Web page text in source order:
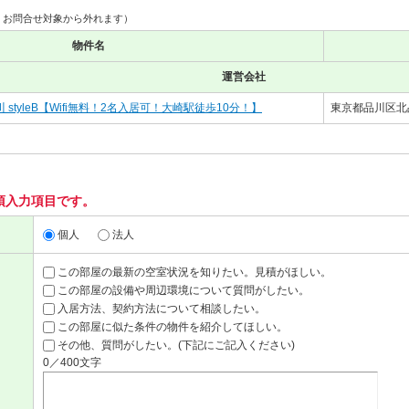
問合せ対象から外れます）
物件名
運営会社
styleB【Wifi無料！2名入居可！大崎駅徒歩10分！】 東京都品川区
力項目です。
個人 法人
この部屋の最新の空室状況を知りたい。見積がほしい。
この部屋の設備や周辺環境について質問がしたい。
入居方法、契約方法について相談したい。
この部屋に似た条件の物件を紹介してほしい。
その他、質問がしたい。(下記にご記入ください)
0／400文字